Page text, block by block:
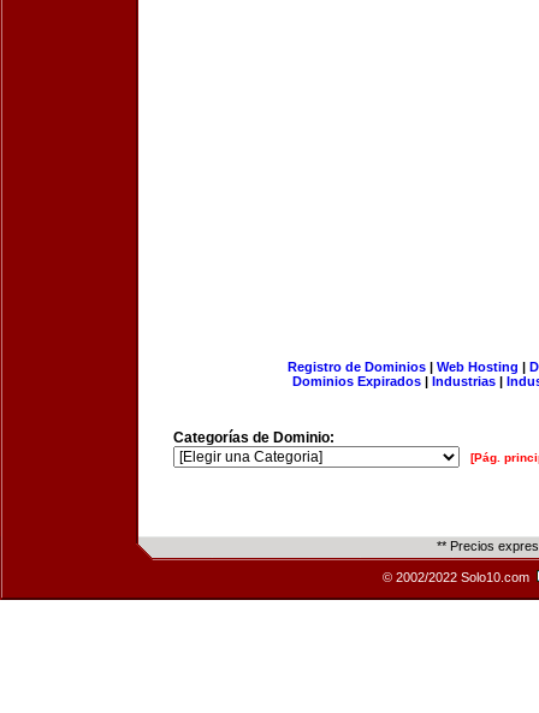
Registro de Dominios| Web Hosting |
Dominios Expirados | Industrias |
Categorías de Dominio:
[Pág.
** Precios
© 2002/2022 Solo10.com